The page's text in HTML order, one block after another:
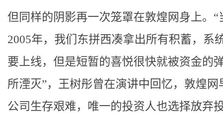
但同样的阴影再一次笼罩在敦煌网身上。“
2005年，我们东拼西凑拿出所有积蓄，系
要上线，但是短暂的喜悦很快就被资金的
所湮灭”，王树彤曾在演讲中回忆，敦煌网
公司生存艰难，唯一的投资人也选择放弃